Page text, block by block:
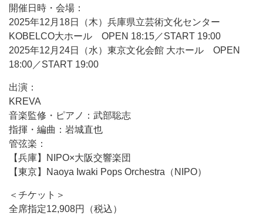
開催日時・会場：
2025年12月18日（木）兵庫県立芸術文化センター
KOBELCO大ホール OPEN 18:15／START 19:00
2025年12月24日（水）東京文化会館 大ホール OPEN
18:00／START 19:00
出演：
KREVA
音楽監修・ピアノ：武部聡志
指揮・編曲：岩城直也
管弦楽：
【兵庫】NIPO×大阪交響楽団
【東京】Naoya Iwaki Pops Orchestra（NIPO）
＜チケット＞
全席指定12,908円（税込）